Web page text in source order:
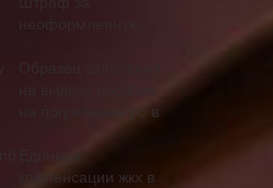
на погребение рб в
компенсации жкх в